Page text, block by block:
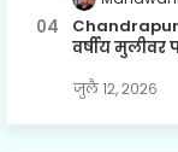
Chandrapur
वर्षीय मुलीवर
जुलै १२, २०२६